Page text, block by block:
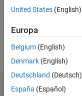
Following:
Follow
Badge
United States (English)
Europa
Belgium (English)
Denmark (English)
Deutschland (Deutsch)
España (Español)